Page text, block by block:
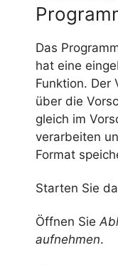
Das
hat eine
Funktion. Der
über die
gleich im
verarbeiten
Format
Starten Sie
Öffnen Sie
aufnehmen.